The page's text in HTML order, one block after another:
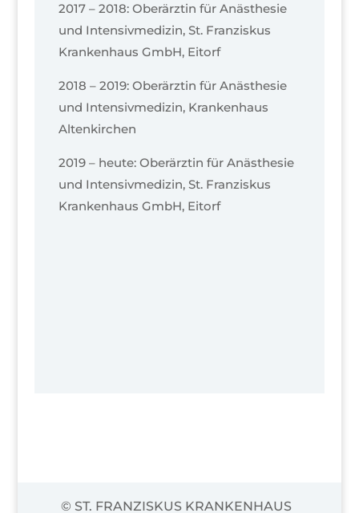
2017 – 2018: Oberärztin für Anästhesie
und Intensivmedizin, St. Franziskus
Krankenhaus GmbH, Eitorf
2018 – 2019: Oberärztin für Anästhesie
und Intensivmedizin, Krankenhaus
Altenkirchen
2019 – heute: Oberärztin für Anästhesie
und Intensivmedizin, St. Franziskus
Krankenhaus GmbH, Eitorf
© ST. FRANZISKUS KRANKENHAUS